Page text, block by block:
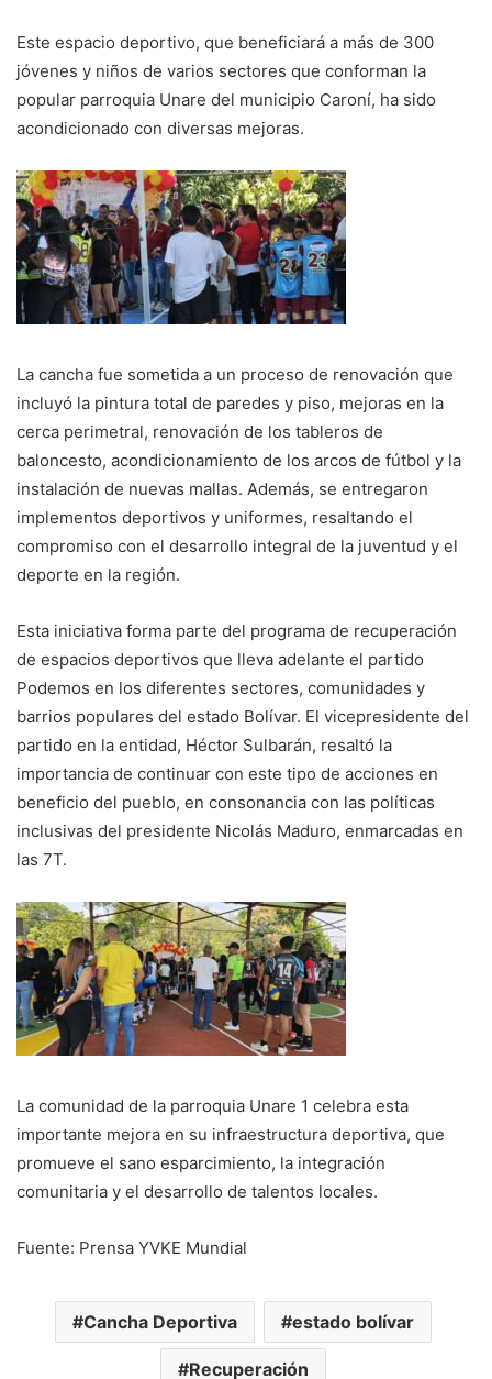
Este espacio deportivo, que beneficiará a más de 300
jóvenes y niños de varios sectores que conforman la
popular parroquia Unare del municipio Caroní, ha sido
acondicionado con diversas mejoras.
La cancha fue sometida a un proceso de renovación que
incluyó la pintura total de paredes y piso, mejoras en la
cerca perimetral, renovación de los tableros de
baloncesto, acondicionamiento de los arcos de fútbol y la
instalación de nuevas mallas. Además, se entregaron
implementos deportivos y uniformes, resaltando el
compromiso con el desarrollo integral de la juventud y el
deporte en la región.
Esta iniciativa forma parte del programa de recuperación
de espacios deportivos que lleva adelante el partido
Podemos en los diferentes sectores, comunidades y
barrios populares del estado Bolívar. El vicepresidente del
partido en la entidad, Héctor Sulbarán, resaltó la
importancia de continuar con este tipo de acciones en
beneficio del pueblo, en consonancia con las políticas
inclusivas del presidente Nicolás Maduro, enmarcadas en
las 7T.
La comunidad de la parroquia Unare 1 celebra esta
importante mejora en su infraestructura deportiva, que
promueve el sano esparcimiento, la integración
comunitaria y el desarrollo de talentos locales.
Fuente: Prensa YVKE Mundial
Cancha Deportiva estado bolívar
Recuperación